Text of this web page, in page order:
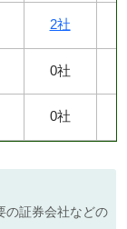
2社
0社
0社
の証券会社などの